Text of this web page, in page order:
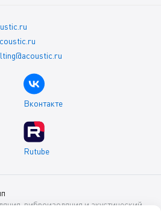
Вконтакте
Rutube
виброизоляция и акустический